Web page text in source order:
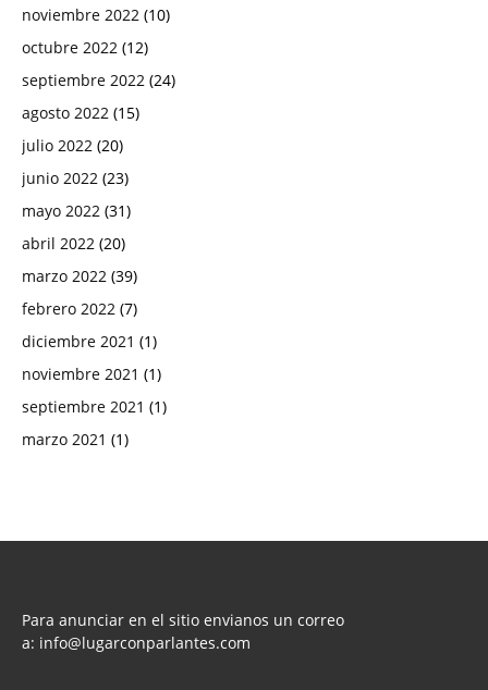
noviembre 2022 (10)
octubre 2022 (12)
septiembre 2022 (24)
agosto 2022 (15)
julio 2022 (20)
junio 2022 (23)
mayo 2022 (31)
abril 2022 (20)
marzo 2022 (39)
febrero 2022 (7)
diciembre 2021 (1)
noviembre 2021 (1)
septiembre 2021 (1)
marzo 2021 (1)
Para anunciar en el sitio envianos un correo
a: info@lugarconparlantes.com